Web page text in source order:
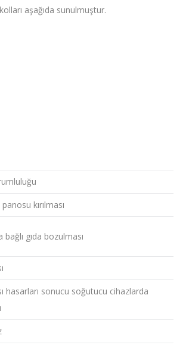
aşağıda sunulmuştur.
kırılması
bağlı gıda bozulması
hasarları sonucu soğutucu cihazlarda